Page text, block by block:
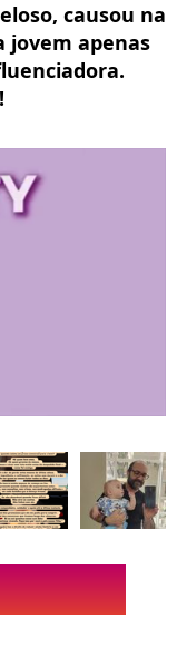
causou na
jovem apenas